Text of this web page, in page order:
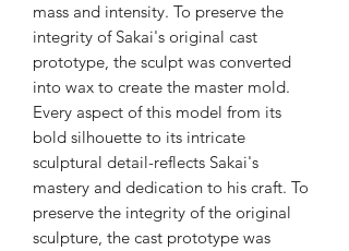
mass and intensity. To preserve the
integrity of Sakai's original cast
prototype, the sculpt was converted
into wax to create the master mold.
Every aspect of this model from its
bold silhouette to its intricate
sculptural detail-reflects Sakai's
mastery and dedication to his craft. To
preserve the integrity of the original
sculpture, the cast prototype was